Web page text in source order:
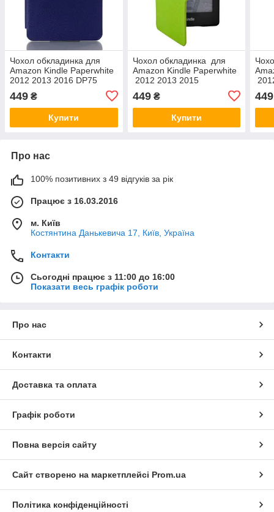
Чохол обкладинка для
Amazon Kindle Paperwhite
2012 2013 2016 DP75
EY21 автосон темно-синій
449 ₴
Купити
Чохол обкладинка для
Amazon Kindle Paperwhite
2012 2013 2015
2016 зелений DP75 EY21
449₴
Купити
449
Про нас
100% позитивних з 49 відгуків за рік
Працює з 16.03.2016
м. Київ
Костянтина Данькевича 17, Київ, Україна
Контакти
Сьогодні працює з 11:00 до 16:00
Показати весь графік роботи
Про нас
Контакти
Доставка та оплата
Графік роботи
Повна версія сайту
Сайт створено на маркетплейсі Prom.ua
Політика конфіденційності